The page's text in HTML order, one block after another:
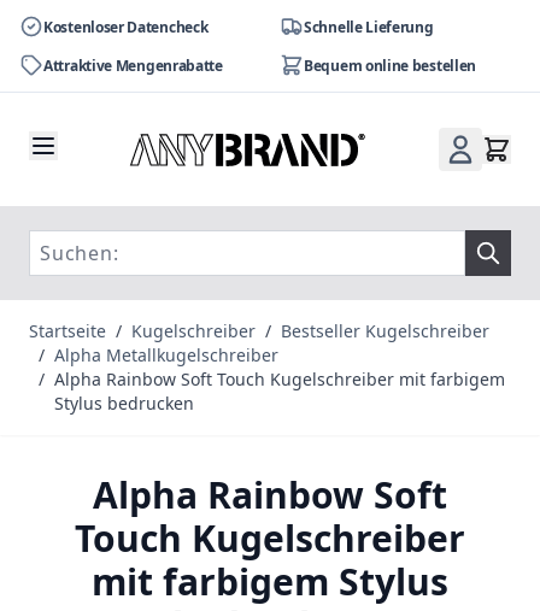
Kostenloser Datencheck
Schnelle Lieferung
Attraktive Mengenrabatte
Bequem online bestellen
Startseite / Kugelschreiber / Bestseller Kugelschreiber
/ Alpha Metallkugelschreiber
/ Alpha Rainbow Soft Touch Kugelschreiber mit farbigem
Stylus bedrucken
Alpha Rainbow Soft
Touch Kugelschreiber
mit farbigem Stylus